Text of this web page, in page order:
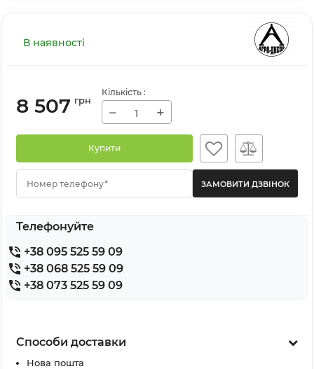
В наявності
8 507 грн
Кількість :
− +
Купити
Номер телефону*
Телефонуйте
+38 095 525 59 09
+38 068 525 59 09
+38 073 525 59 09
Способи доставки
Нова пошта